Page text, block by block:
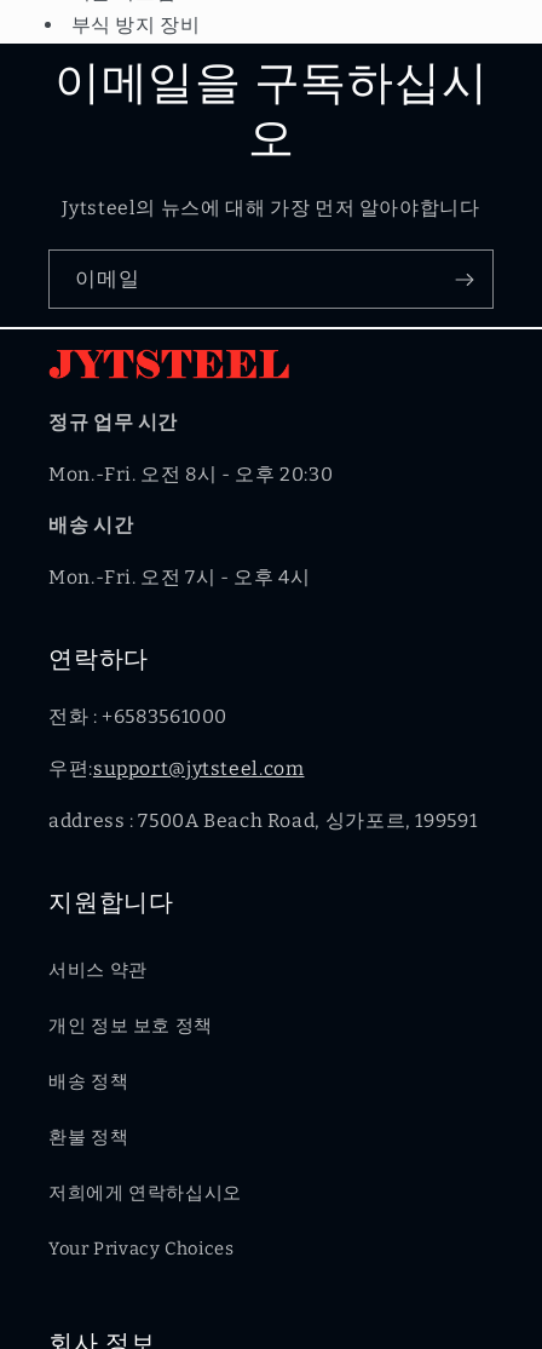
부식 방지 장비
이메일을 구독하십시
오
Jytsteel의 뉴스에 대해 가장 먼저 알아야합니다
이메일
정규 업무 시간
Mon.-Fri. 오전 8시 - 오후 20:30
배송 시간
Mon.-Fri. 오전 7시 - 오후 4시
연락하다
전화 : +6583561000
우편:support@jytsteel.com
address : 7500A Beach Road, 싱가포르, 199591
지원합니다
서비스 약관
개인 정보 보호 정책
배송 정책
환불 정책
저희에게 연락하십시오
Your Privacy Choices
회사 정보